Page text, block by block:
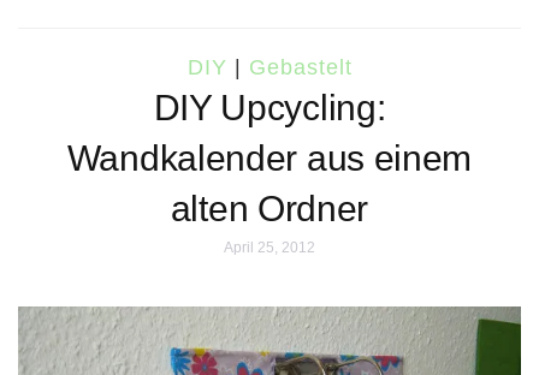
DIY Gebastelt
DIY Upcycling:
Wandkalender aus einem
alten Ordner
April 25, 2012